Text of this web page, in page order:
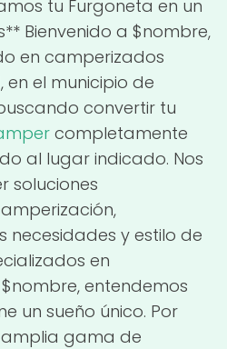
tu Furgoneta en un
Bienvenido a $nombre,
en camperizados
el municipio de
convertir tu
completamente
al lugar indicado. Nos
soluciones
y estilo de
en
entendemos
un sueño único. Por
gama de